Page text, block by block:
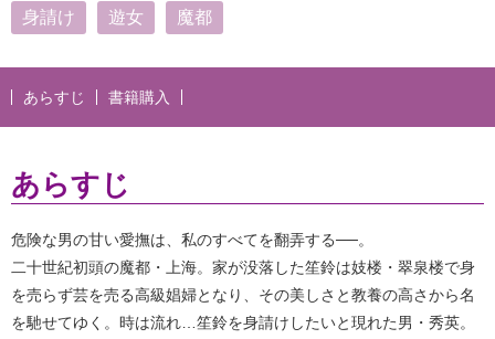
身請け 遊女 魔都
あらすじ 書籍購入
あらすじ
危険な男の甘い愛撫は、私のすべてを翻弄する──。
二十世紀初頭の魔都・上海。家が没落した笙鈴は妓楼・翠泉楼で身
を売らず芸を売る高級娼婦となり、その美しさと教養の高さから名
を馳せてゆく。時は流れ…笙鈴を身請けしたいと現れた男・秀英。